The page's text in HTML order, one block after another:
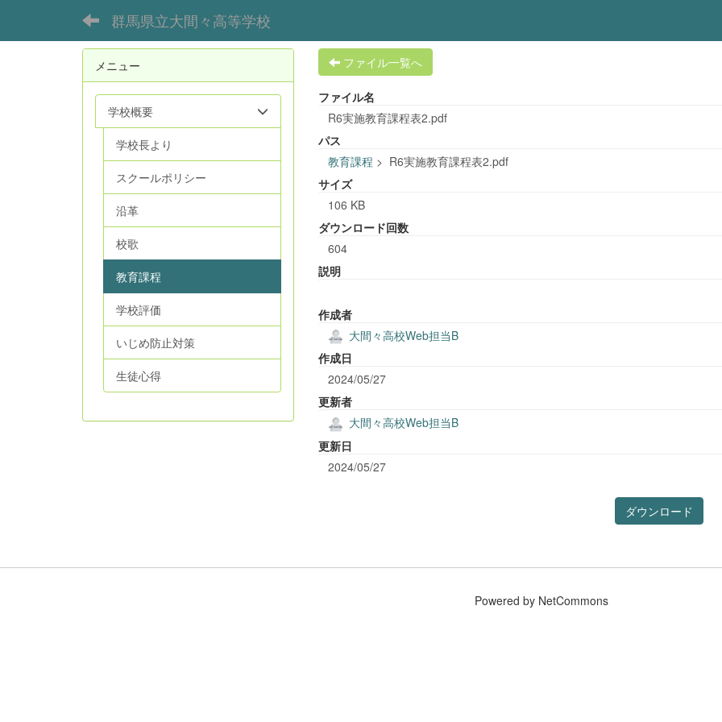
群馬県立大間々高等学校
ファイル一覧へ
ファイル名
R6実施教育課程表2.pdf
パス
教育課程 > R6実施教育課程表2.pdf
サイズ
106 KB
ダウンロード回数
604
説明
作成者
大間々高校Web担当B
作成日
2024/05/27
更新者
大間々高校Web担当B
更新日
2024/05/27
ダウンロード
メニュー
学校概要
学校長より
スクールポリシー
沿革
校歌
教育課程
学校評価
いじめ防止対策
生徒心得
Powered by NetCommons